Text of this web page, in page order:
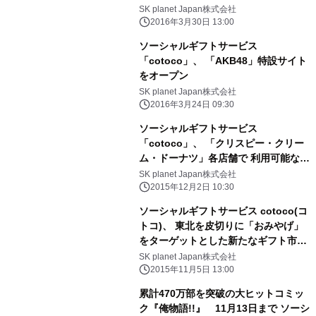
招待券や、 オリジナルステッカー・ポ
スターが当たる 2大キャンペーンがス
SK planet Japan株式会社
2016年3月30日 13:00
ソーシャルギフトサービス
「cotoco」、 「AKB48」特設サイト
をオープン
SK planet Japan株式会社
2016年3月24日 09:30
ソーシャルギフトサービス
「cotoco」、 「クリスピー・クリー
ム・ドーナツ」各店舗で 利用可能なギ
フトチケットを提供開始
SK planet Japan株式会社
2015年12月2日 10:30
ソーシャルギフトサービス cotoco(コ
トコ)、 東北を皮切りに「おみやげ」
をターゲットとした新たなギフト市場
を開拓 11月5日(木)より「配送ギフ
ト」を追加
SK planet Japan株式会社
2015年11月5日 13:00
累計470万部を突破の大ヒットコミッ
ク『俺物語!!』 11月13日まで ソーシ